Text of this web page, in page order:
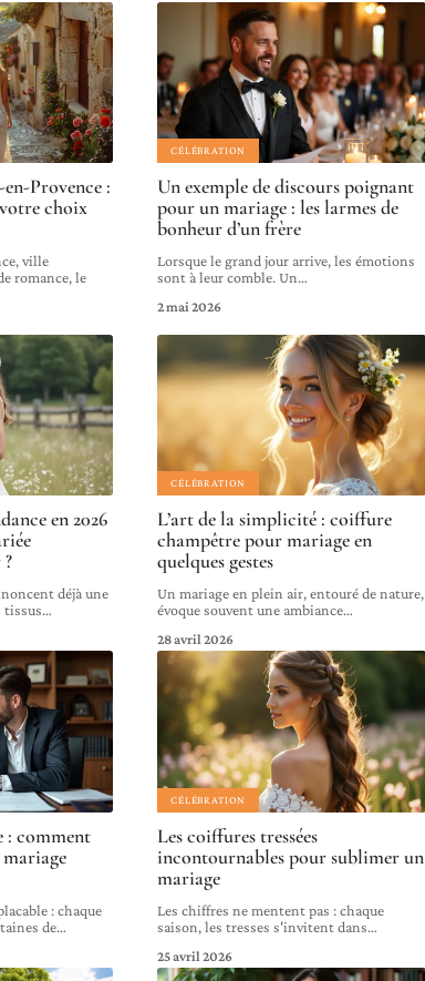
Provence :
choix
ville
romance, le
CÉLÉBRATION
Un exemple de discours poignant
pour un mariage : les larmes de
bonheur d’un frère
Lorsque le grand jour arrive, les émotions
sont à leur comble. Un…
2 mai 2026
en 2026
déjà une
tissus…
CÉLÉBRATION
L’art de la simplicité : coiffure
champêtre pour mariage en
quelques gestes
Un mariage en plein air, entouré de nature,
évoque souvent une ambiance…
28 avril 2026
: comment
: chaque
de…
CÉLÉBRATION
Les coiffures tressées
incontournables pour sublimer un
mariage
Les chiffres ne mentent pas : chaque
saison, les tresses s'invitent dans…
25 avril 2026